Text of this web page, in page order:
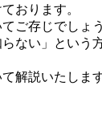
おります。
ご存じでしょ
ない」という
解説いたしま